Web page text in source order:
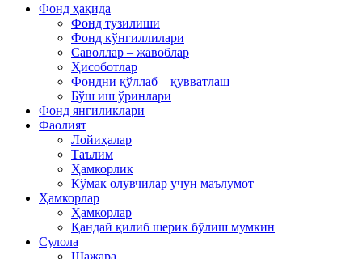
Фонд ҳақида
Фонд тузилиши
Фонд кўнгиллилари
Саволлар – жавоблар
Ҳисоботлар
Фондни қўллаб – қувватлаш
Бўш иш ўринлари
Фонд янгиликлари
Фаолият
Лойиҳалар
Таълим
Ҳамкорлик
Кўмак олувчилар учун маълумот
Ҳамкорлар
Ҳамкорлар
Қандай қилиб шерик бўлиш мумкин
Сулола
Шажара